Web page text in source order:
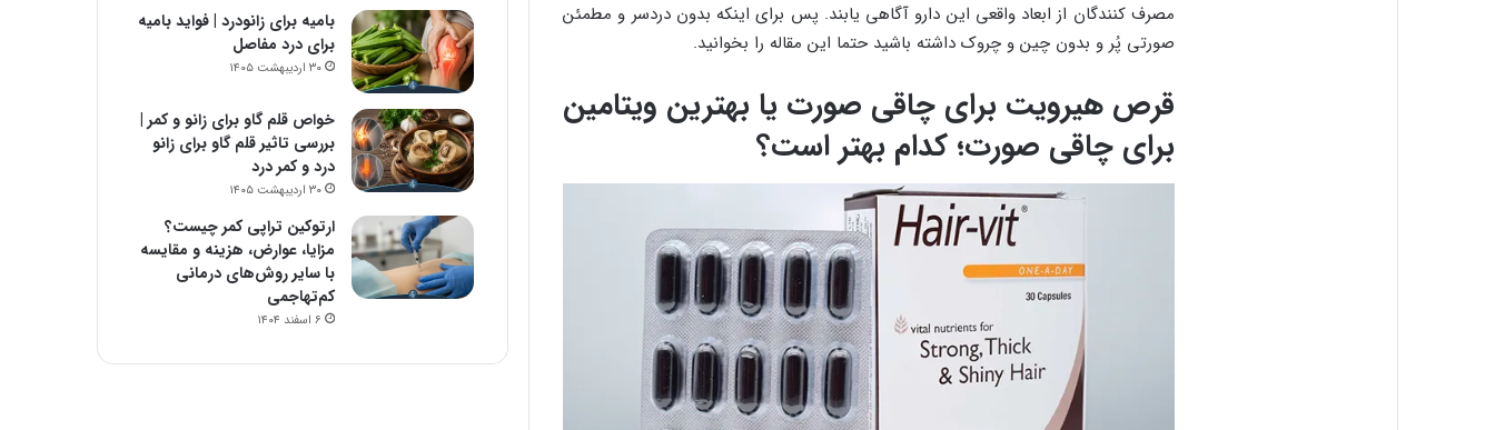
مصرف کنندگان از ابعاد واقعی این دارو آگاهی یابند. پس برای اینکه بدون دردسر و مطمئن
صورتی پُر و بدون چین و چروک داشته باشید حتما این مقاله را بخوانید.
قرص هیرویت برای چاقی صورت یا بهترین ویتامین
برای چاقی صورت؛ کدام بهتر است؟
بامیه برای زانودرد | فواید بامیه
برای درد مفاصل
۳۰ اردیبهشت ۱۴۰۵
خواص قلم گاو برای زانو و کمر |
بررسی تاثیر قلم گاو برای زانو
درد و کمر درد
۳۰ اردیبهشت ۱۴۰۵
ارتوکین تراپی کمر چیست؟
مزایا، عوارض، هزینه و مقایسه
با سایر روش‌های درمانی
کم‌تهاجمی
۶ اسفند ۱۴۰۴